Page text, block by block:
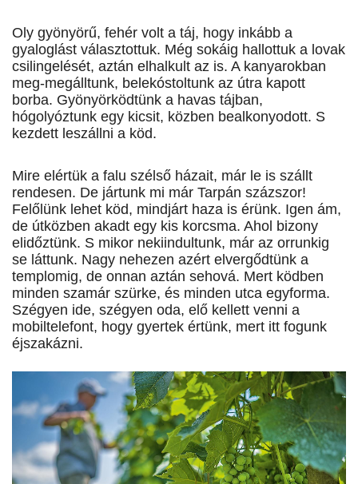
Oly gyönyörű, fehér volt a táj, hogy inkább a
gyaloglást választottuk. Még sokáig hallottuk a lovak
csilingelését, aztán elhalkult az is. A kanyarokban
meg-megálltunk, belekóstoltunk az útra kapott
borba. Gyönyörködtünk a havas tájban,
hógolyóztunk egy kicsit, közben bealkonyodott. S
kez­dett leszállni a köd.
Mire elértük a falu szélső házait, már le is szállt
rendesen. De jártunk mi már Tarpán százszor!
Felőlünk lehet köd, mindjárt haza is érünk. Igen ám,
de útközben akadt egy kis korcsma. Ahol bizony
elidőztünk. S mikor nekiindultunk, már az orrunkig
se láttunk. Nagy nehezen azért elvergődtünk a
templomig, de onnan aztán sehová. Mert ködben
minden szamár szürke, és minden utca egyforma.
Szégyen ide, szégyen oda, elő kellett venni a
mobiltelefont, hogy gyertek értünk, mert itt fogunk
éjszakázni.